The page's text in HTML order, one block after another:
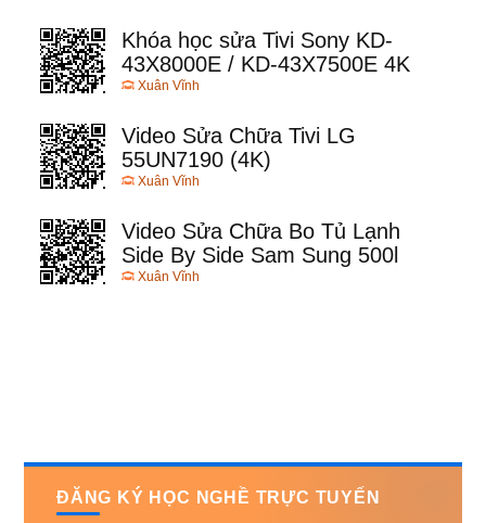
Khóa học sửa Tivi Sony KD-
43X8000E / KD-43X7500E 4K
Xuân Vĩnh
Video Sửa Chữa Tivi LG
55UN7190 (4K)
Xuân Vĩnh
Video Sửa Chữa Bo Tủ Lạnh
Side By Side Sam Sung 500l
Xuân Vĩnh
ĐĂNG KÝ HỌC NGHỀ TRỰC TUYẾN